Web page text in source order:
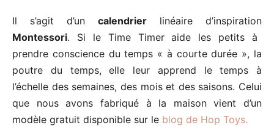
Il s’agit d’un calendrier linéaire d’inspiration
Montessori. Si le Time Timer aide les petits à
prendre conscience du temps « à courte durée », la
poutre du temps, elle leur apprend le temps à
l’échelle des semaines, des mois et des saisons. Celui
que nous avons fabriqué à la maison vient d’un
modèle gratuit disponible sur le blog de Hop Toys.